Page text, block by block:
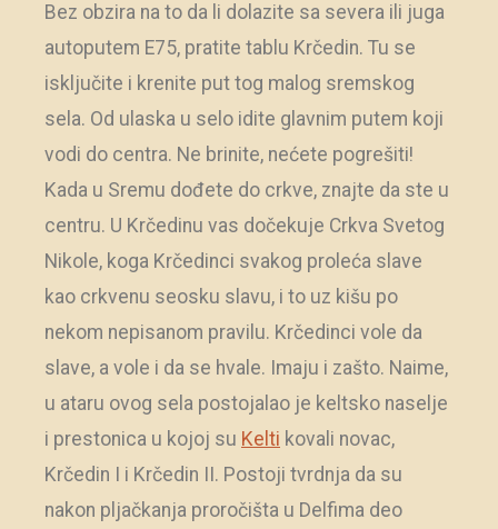
Bez obzira na to da li dolazite sa severa ili juga
autoputem E75, pratite tablu Krčedin. Tu se
isključite i krenite put tog malog sremskog
sela. Od ulaska u selo idite glavnim putem koji
vodi do centra. Ne brinite, nećete pogrešiti!
Kada u Sremu dođete do crkve, znajte da ste u
centru. U Krčedinu vas dočekuje Crkva Svetog
Nikole, koga Krčedinci svakog proleća slave
kao crkvenu seosku slavu, i to uz kišu po
nekom nepisanom pravilu. Krčedinci vole da
slave, a vole i da se hvale. Imaju i zašto. Naime,
u ataru ovog sela postojalao je keltsko naselje
i prestonica u kojoj su Kelti kovali novac,
Krčedin I i Krčedin II. Postoji tvrdnja da su
nakon pljačkanja proročišta u Delfima deo